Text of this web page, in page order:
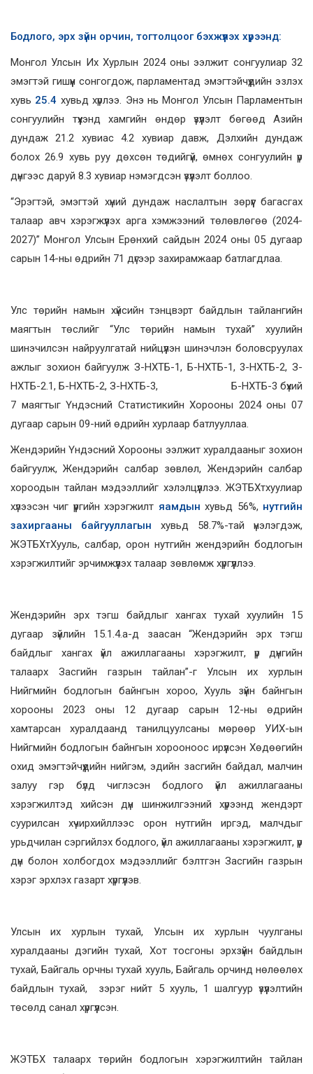
Бодлого, эрх зүйн орчин, тогтолцоог бэхжүүлэх хүрээнд:
Монгол Улсын Их Хурлын 2024 оны ээлжит сонгуулиар 32
эмэгтэй гишүүн сонгогдож, парламентад эмэгтэйчүүдийн эзлэх
хувь 25.4 хувьд хүрлээ. Энэ нь Монгол Улсын Парламентын
сонгуулийн түүхэнд хамгийн өндөр үзүүлэлт бөгөөд Азийн
дундаж 21.2 хувиас 4.2 хувиар давж, Дэлхийн дундаж
болох 26.9 хувь руу дөхсөн төдийгүй, өмнөх сонгуулийн үр
дүнгээс даруй 8.3 хувиар нэмэгдсэн үзүүлэлт боллоо.
“Эрэгтэй, эмэгтэй хүний дундаж наслалтын зөрүүг багасгах
талаар авч хэрэгжүүлэх арга хэмжээний төлөвлөгөө (2024-
2027)” Монгол Улсын Ерөнхий сайдын 2024 оны 05 дугаар
сарын 14-ны өдрийн 71 дүгээр захирамжаар батлагдлаа.
Улс төрийн намын хүйсийн тэнцвэрт байдлын тайлангийн
маягтын төслийг “Улс төрийн намын тухай” хуулийн
шинэчилсэн найруулгатай нийцүүлэн шинэчлэн боловсруулах
ажлыг зохион байгуулж З-НХТБ-1, Б-НХТБ-1, 3-НХТБ-2, З-
НХТБ-2.1, Б-НХТБ-2, З-НХТБ-3, Б-НХТБ-3 бүхий
7 маягтыг Үндэсний Статистикийн Хорооны 2024 оны 07
дугаар сарын 09-ний өдрийн хурлаар батлууллаа.
Жендэрийн Үндэсний Хорооны ээлжит хуралдааныг зохион
байгуулж, Жендэрийн салбар зөвлөл, Жендэрийн салбар
хороодын тайлан мэдээллийг хэлэлцүүллээ. ЖЭТБХтхуулиар
хүлээсэн чиг үүргийн хэрэгжилт яамдынхувьд 56%, нутгийн
захиргааны байгууллагын хувьд 58.7%-тай үнэлэгдэж,
ЖЭТБХтХууль, салбар, орон нутгийн жендэрийн бодлогын
хэрэгжилтийг эрчимжүүлэх талаар зөвлөмж хүргүүллээ.
Жендэрийн эрх тэгш байдлыг хангах тухай хуулийн 15
дугаар зүйлийн 15.1.4.a-д заасан “Жендэрийн эрх тэгш
байдлыг хангах үйл ажиллагааны хэрэгжилт, үр дүнгийн
талаарх Засгийн газрын тайлан”-г Улсын их хурлын
Нийгмийн бодлогын байнгын хороо, Хууль зүйн байнгын
хорооны 2023 оны 12 дугаар сарын 12-ны өдрийн
хамтарсан хуралдаанд танилцуулсаны мөрөөр УИХ-ын
Нийгмийн бодлогын байнгын хорооноос ирүүлсэн Хөдөөгийн
охид эмэгтэйчүүдийн нийгэм, эдийн засгийн байдал, малчин
залуу гэр бүлд чиглэсэн бодлого үйл ажиллагааны
хэрэгжилтэд хийсэн дүн шинжилгээний хүрээнд жендэрт
суурилсан хүчирхийллээс орон нутгийн иргэд, малчдыг
урьдчилан сэргийлэх бодлого, үйл ажиллагааны хэрэгжилт, үр
дүн болон холбогдох мэдээллийг бэлтгэн Засгийн газрын
хэрэг эрхлэх газарт хүргүүлэв.
Улсын их хурлын тухай, Улсын их хурлын чуулганы
хуралдааны дэгийн тухай, Хот тосгоны эрхзүйн байдлын
тухай, Байгаль орчны тухай хууль, Байгаль орчинд нөлөөлөх
байдлын тухай, зэрэг нийт 5 хууль, 1 шалгуур үзүүлэлтийн
төсөлд санал хүргүүлсэн.
ЖЭТБХ талаарх төрийн бодлогын хэрэгжилтийн тайлан